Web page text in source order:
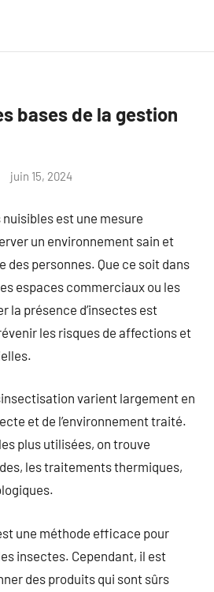
bases de la gestion
juin 15, 2024
est une mesure
un environnement sain et
des personnes. Que ce soit dans
espaces commerciaux ou les
la présence d’insectes est
les risques de affections et
varient largement en
et de l’environnement traité.
plus utilisées, on trouve
les traitements thermiques,
une méthode efficace pour
insectes. Cependant, il est
des produits qui sont sûrs